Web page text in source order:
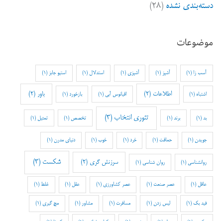
دسته‌بندی نشده (۲۸)
موضوعات
آسب زا (1) آشپز (1) آشپزی (1) استدلال (1) استیو جابز (1)
اشتباه (1) اطلاعات (2) اقیانوس آبی (1) بازخورد (1) باور (2)
بد(1) برند (1) تئوری انتخاب (3) تخصص (1) تمثیل (1)
جویدن (1) حماقت (1) خرد (1) خوب(1) دنیای مدرن (1)
روانشناسی (1) روان شناسی (1) سرزنش گری (2) شکست (3)
عاقل (1) عصر صنعت (1) عصر کشاورزی (1) عقل (1) غلط (1)
فید بک(1) لیس زدن (1) مسافرت (1) مشاور (1) مچ گیری (1)